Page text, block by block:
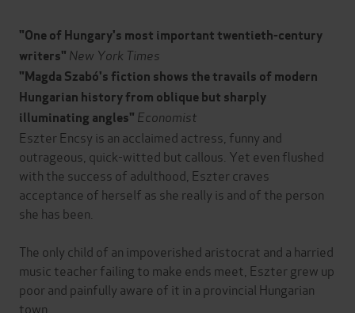
"One of Hungary's most important twentieth-century
writers" New York Times
"Magda Szabó's fiction shows the travails of modern
Hungarian history from oblique but sharply
illuminating angles" Economist
Eszter Encsy is an acclaimed actress, funny and
outrageous, quick-witted but callous. Yet even flushed
with the success of adulthood, Eszter craves
acceptance of herself as she really is and of the person
she has been.
The only child of an impoverished aristocrat and a harried
music teacher failing to make ends meet, Eszter grew up
poor and painfully aware of it in a provincial Hungarian
town.